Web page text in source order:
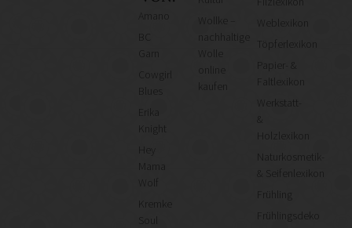
Cowgirl
Knight
Mama
Wolf
Kremke
Wollke –
nachhaltige
kaufen
Weblexikon
Töpferlexikon
Papier- &
Faltlexikon
Werkstatt-
&
Holzlexikon
Naturkosmetik-
& Seifenlexikon
Frühling
Frühlingsdeko